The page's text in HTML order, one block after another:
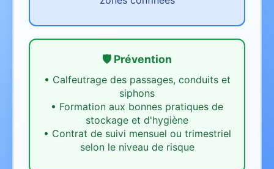
🛡️ Prévention
• Calfeutrage des passages, conduits et
siphons
• Formation aux bonnes pratiques de
stockage et d'hygiène
• Contrat de suivi mensuel ou trimestriel
selon le niveau de risque